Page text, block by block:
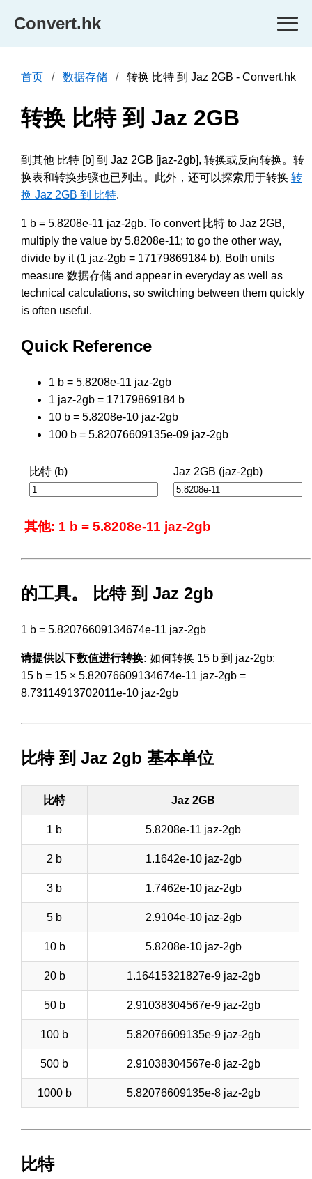
Convert.hk
首页 数据存储 转换 比特 到 Jaz 2GB - Convert.hk
转换 比特 到 Jaz 2GB
到其他 比特 [b] 到 Jaz 2GB [jaz-2gb], 转换或反向转换。转
换表和转换步骤也已列出。此外，还可以探索用于转换 转
换 Jaz 2GB 到 比特.
1 b = 5.8208e-11 jaz-2gb. To convert 比特 to Jaz 2GB,
multiply the value by 5.8208e-11; to go the other way,
divide by it (1 jaz-2gb = 17179869184 b). Both units
measure 数据存储 and appear in everyday as well as
technical calculations, so switching between them quickly
is often useful.
Quick Reference
1 b = 5.8208e-11 jaz-2gb
1 jaz-2gb = 17179869184 b
10 b = 5.8208e-10 jaz-2gb
100 b = 5.82076609135e-09 jaz-2gb
比特 (b) Jaz 2GB (jaz-2gb)
其他: 1 b = 5.8208e-11 jaz-2gb
的工具。 比特 到 Jaz 2gb
1 b = 5.82076609134674e-11 jaz-2gb
请提供以下数值进行转换: 如何转换 15 b 到 jaz-2gb:
15 b = 15 × 5.82076609134674e-11 jaz-2gb =
8.73114913702011e-10 jaz-2gb
比特 到 Jaz 2gb 基本单位
比特 Jaz 2GB
1 b 5.8208e-11 jaz-2gb
2 b 1.1642e-10 jaz-2gb
3 b 1.7462e-10 jaz-2gb
5 b 2.9104e-10 jaz-2gb
10 b 5.8208e-10 jaz-2gb
20 b 1.16415321827e-9 jaz-2gb
50 b 2.91038304567e-9 jaz-2gb
100 b 5.82076609135e-9 jaz-2gb
500 b 2.91038304567e-8 jaz-2gb
1000 b 5.82076609135e-8 jaz-2gb
比特